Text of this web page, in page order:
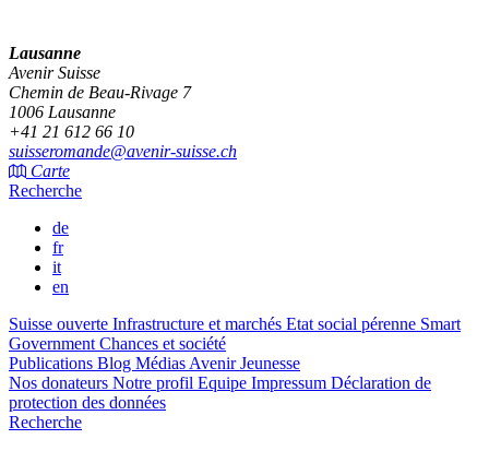
Lausanne
Avenir Suisse
Chemin de Beau-Rivage 7
1006 Lausanne
+41 21 612 66 10
suisseromande@avenir-suisse.ch
Carte
Recherche
de
fr
it
en
Suisse ouverte Infrastructure et marchés Etat social pérenne Smart
Government Chances et société
Publications Blog Médias Avenir Jeunesse
Nos donateurs Notre profil Equipe Impressum Déclaration de
protection des données
Recherche